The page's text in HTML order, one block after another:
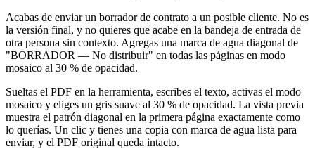
Acabas de enviar un borrador de contrato a un posible cliente. No es
la versión final, y no quieres que acabe en la bandeja de entrada de
otra persona sin contexto. Agregas una marca de agua diagonal de
"BORRADOR — No distribuir" en todas las páginas en modo
mosaico al 30 % de opacidad.
Sueltas el PDF en la herramienta, escribes el texto, activas el modo
mosaico y eliges un gris suave al 30 % de opacidad. La vista previa
muestra el patrón diagonal en la primera página exactamente como
lo querías. Un clic y tienes una copia con marca de agua lista para
enviar, y el PDF original queda intacto.